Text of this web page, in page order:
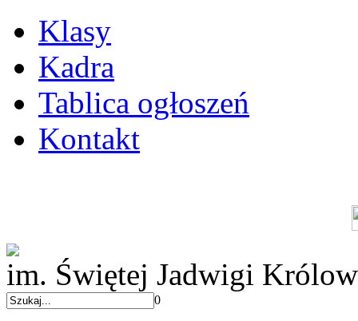
Klasy
Kadra
Tablica ogłoszeń
Kontakt
im. Świętej Jadwigi
0